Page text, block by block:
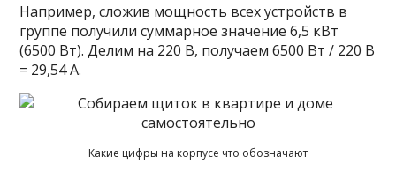
Например, сложив мощность всех устройств в
группе получили суммарное значение 6,5 кВт
(6500 Вт). Делим на 220 В, получаем 6500 Вт / 220 В
= 29,54 А.
Какие цифры на корпусе что обозначают